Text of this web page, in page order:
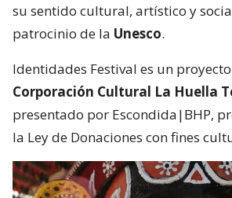
su sentido cultural, artístico y
patrocinio de la Unesco.
Identidades Festival es un
Corporación Cultural La Huella
presentado por Escondida|BHP,
la Ley de Donaciones con fines